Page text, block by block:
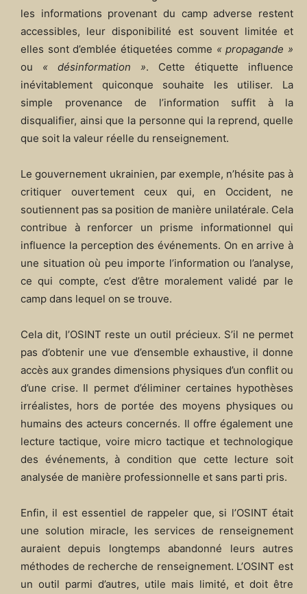
les informations provenant du camp adverse restent
accessibles, leur disponibilité est souvent limitée et
elles sont d’emblée étiquetées comme « propagande »
ou « désinformation ». Cette étiquette influence
inévitablement quiconque souhaite les utiliser. La
simple provenance de l’information suffit à la
disqualifier, ainsi que la personne qui la reprend, quelle
que soit la valeur réelle du renseignement.
Le gouvernement ukrainien, par exemple, n’hésite pas à
critiquer ouvertement ceux qui, en Occident, ne
soutiennent pas sa position de manière unilatérale. Cela
contribue à renforcer un prisme informationnel qui
influence la perception des événements. On en arrive à
une situation où peu importe l’information ou l’analyse,
ce qui compte, c’est d’être moralement validé par le
camp dans lequel on se trouve.
Cela dit, l’OSINT reste un outil précieux. S’il ne permet
pas d’obtenir une vue d’ensemble exhaustive, il donne
accès aux grandes dimensions physiques d’un conflit ou
d’une crise. Il permet d’éliminer certaines hypothèses
irréalistes, hors de portée des moyens physiques ou
humains des acteurs concernés. Il offre également une
lecture tactique, voire micro tactique et technologique
des événements, à condition que cette lecture soit
analysée de manière professionnelle et sans parti pris.
Enfin, il est essentiel de rappeler que, si l’OSINT était
une solution miracle, les services de renseignement
auraient depuis longtemps abandonné leurs autres
méthodes de recherche de renseignement. L’OSINT est
un outil parmi d’autres, utile mais limité, et doit être